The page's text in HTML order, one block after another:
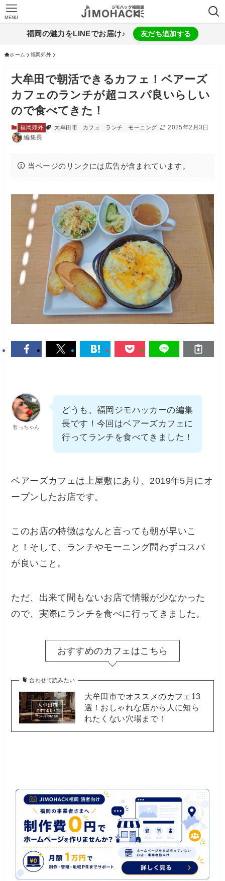
MENU
福岡の魅力をLINEでお届け♪ 友だち追加する
ホーム 福岡郊外
大牟田で朝活できるカフェ！ベアーズ
カフェのランチが超コスパ良いらしい
ので食べてきた！
福岡郊外 大牟田市 カフェ ランチ モーニング
2025年2月3日
編集長
当ページのリンクには広告が含まれています。
哲っちゃん
どうも、福岡ジモハッカーの編集
長です！今回はベアーズカフェに
行ってランチを食べてきました！
ベアーズカフェは上屋敷にあり、2019年5月にオ
ープンしたお店です。
このお店の特徴はなんと言っても朝が早いこ
と！そして、ランチやモーニング問わずコスパ
が良いこと。
ただ、出来て間もないお店で情報が少なかった
ので、実際にランチを食べに行ってきました。
おすすめのカフェはこちら
合わせて読みたい
大牟田市でオススメのカフェ13
選！おしゃれな店から人に知ら
れたくない穴場まで！